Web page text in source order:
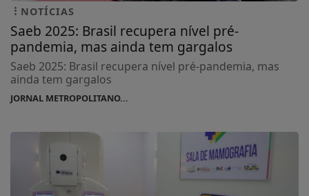
NOTÍCIAS
Saeb 2025: Brasil recupera nível pré-
pandemia, mas ainda tem gargalos
Saeb 2025: Brasil recupera nível pré-pandemia, mas
ainda tem gargalos
JORNAL METROPOLITANO...